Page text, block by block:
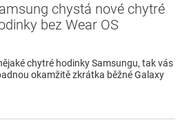
chystá nové chytré
bez Wear OS
chytré hodinky Samsungu, tak vás
okamžitě zkrátka běžné Galaxy